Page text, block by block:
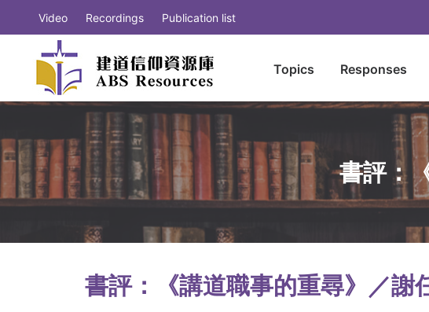
Video Recordings Publication list
Topics Responses
書評：
書評：《講道職事的重尋》／謝